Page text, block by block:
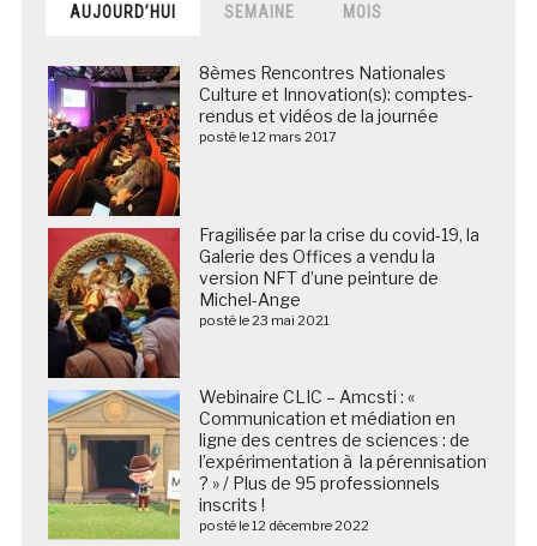
AUJOURD’HUI SEMAINE MOIS
8èmes Rencontres Nationales
Culture et Innovation(s): comptes-
rendus et vidéos de la journée
posté le 12 mars 2017
Fragilisée par la crise du covid-19, la
Galerie des Offices a vendu la
version NFT d’une peinture de
Michel-Ange
posté le 23 mai 2021
Webinaire CLIC – Amcsti : «
Communication et médiation en
ligne des centres de sciences : de
l’expérimentation à la pérennisation
? » / Plus de 95 professionnels
inscrits !
posté le 12 décembre 2022